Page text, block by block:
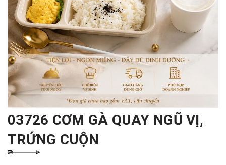
03726 CƠM GÀ QUAY NGŨ VỊ,
TRỨNG CUỘN